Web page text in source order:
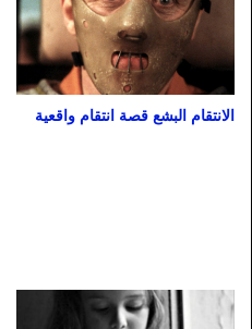
الانتقام البشع قصة انتقام واقعية